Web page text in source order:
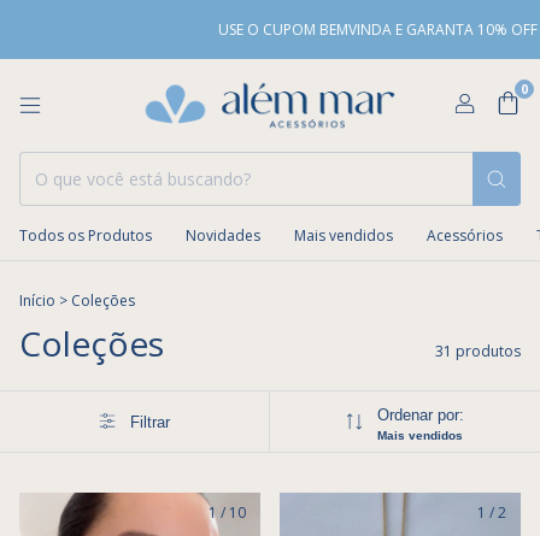
USE O CUPOM BEMVINDA E GARANTA 10% OFF NA
0
Todos os Produtos Novidades Mais vendidos Acessórios
Início > Coleções
Coleções 31 produtos
Filtrar Ordenar por:
Mais vendidos
1 / 10 1 /2